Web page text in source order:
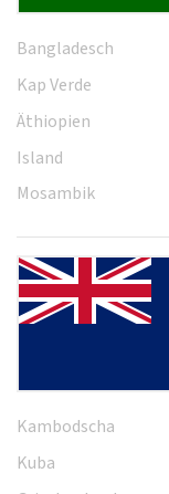
Bangladesch
Kap Verde
Äthiopien
Island
Mosambik
Kambodscha
Kuba